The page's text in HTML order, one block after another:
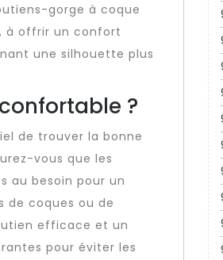
gorge à coque
à offrir un confort
une silhouette plus
?
de trouver la bonne
vous que les
au besoin pour un
de coques ou de
efficace et un
pour éviter les